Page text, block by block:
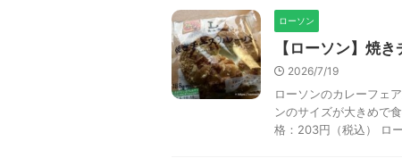
ローソン
【ローソン】焼
2026/7/19
ローソンのカレーフェ
ンのサイズが大きめで
格：203円（税込） ロ